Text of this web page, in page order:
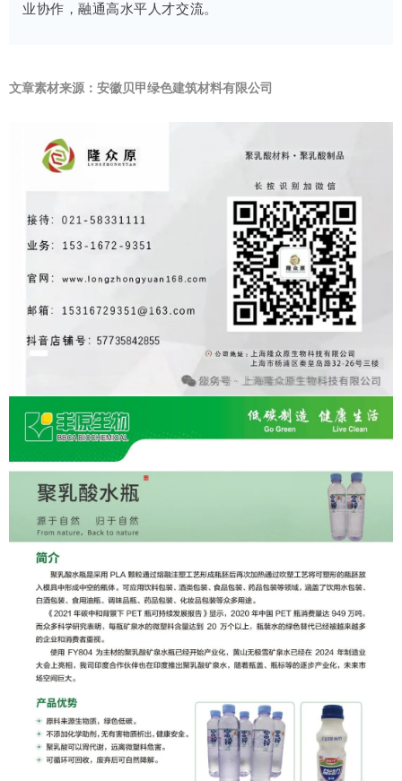
业协作，融通高水平人才交流。
文章素材来源：安徽贝甲绿色建筑材料有限公司